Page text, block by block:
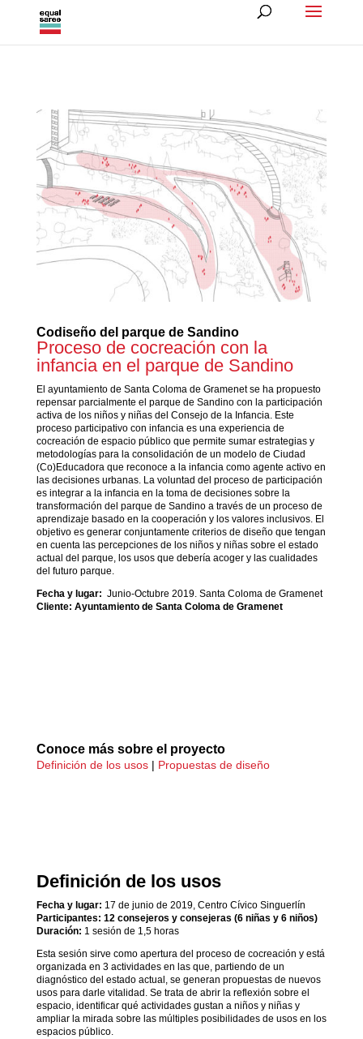
Codiseño del parque de Sandino
Proceso de cocreación con la
infancia en el parque de Sandino
El ayuntamiento de Santa Coloma de Gramenet se ha propuesto
repensar parcialmente el parque de Sandino con la participación
activa de los niños y niñas del Consejo de la Infancia. Este
proceso participativo con infanciaes una experiencia de
cocreación de espacio público que permite sumar estrategias y
metodologías para la consolidación de un modelo de Ciudad
(Co)Educadora que reconoce a la infancia como agente activo en
las decisiones urbanas. La voluntad del proceso de participación
es integrar a la infancia en la toma de decisiones sobre la
transformación del parque de Sandino a través de un proceso de
aprendizaje basado en la cooperación y los valores inclusivos. El
objetivo es generar conjuntamente criterios de diseño que tengan
en cuenta las percepciones de los niños y niñas sobre el estado
actual del parque, los usos que debería acoger y las cualidades
del futuro parque.
Fecha y lugar: Junio-Octubre 2019. Santa Coloma de Gramenet
Cliente: Ayuntamiento de Santa Coloma de Gramenet
Conoce más sobre el proyecto
Definición de los usos| Propuestas de diseño
Definición de los usos
Fecha y lugar: 17 de junio de 2019, Centro Cívico Singuerlín
Participantes: 12 consejeros y consejeras (6 niñas y 6 niños)
Duración: 1 sesión de 1,5 horas
Esta sesión sirve como apertura del proceso de cocreación y está
organizada en 3 actividades en las que, partiendo de un
diagnóstico del estado actual, se generan propuestas de nuevos
usos para darle vitalidad. Se trata de abrir la reflexión sobre el
espacio, identificar qué actividades gustan a niños y niñas y
ampliar la mirada sobre las múltiples posibilidades de usos en los
espacios público.